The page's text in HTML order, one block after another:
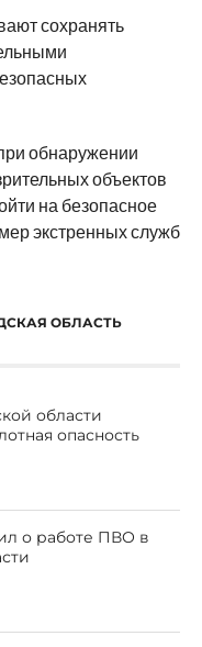
сохранять
обнаружении
объектов
на безопасное
экстренных служб
ОБЛАСТЬ
области
опасность
о работе ПВО в